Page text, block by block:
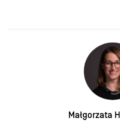
Małgorzata